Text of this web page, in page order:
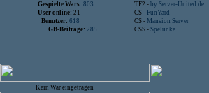
Gespielte Wars: 803 TF2 - by Server-United.de
User online: 21 CS - FunYard
Benutzer: 618 CS - Mansion Server
GB-Beiträge: 285 CSS - Spelunke
Kein War eingetragen